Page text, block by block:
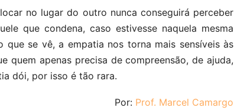
no lugar do outro nunca conseguirá perceber
que condena, caso estivesse naquela mesma
que se vê, a empatia nos torna mais sensíveis às
quem apenas precisa de compreensão, de ajuda,
dói, por isso é tão rara.
Por: Prof. Marcel Camargo